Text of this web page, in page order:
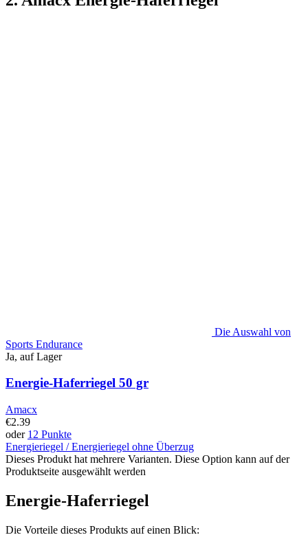
Die Auswahl von
Sports Endurance
Ja, auf Lager
Energie-Haferriegel 50 gr
Amacx
€2.39
oder 12 Punkte
Energieriegel / Energieriegel ohne Überzug
Dieses Produkt hat mehrere Varianten. Diese Option kann auf der
Produktseite ausgewählt werden
Energie-Haferriegel
Die Vorteile dieses Produkts auf einen Blick: